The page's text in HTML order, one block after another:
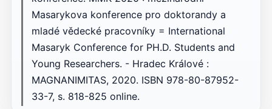
Masarykova konference pro doktorandy a
mladé vědecké pracovníky = International
Masaryk Conference for PH.D. Students and
Young Researchers. - Hradec Králové :
MAGNANIMITAS, 2020. ISBN 978-80-87952-
33-7, s. 818-825 online.